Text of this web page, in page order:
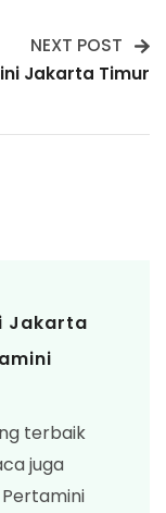
NEXT POST
Jakarta Timur
Jakarta
terbaik
juga